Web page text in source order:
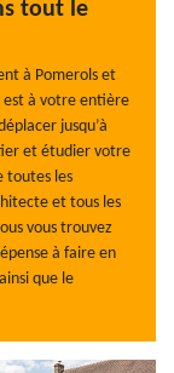
tout le
à Pomerols et
est à votre entière
jusqu’à
et étudier votre
toutes les
et tous les
vous trouvez
à faire en
que le